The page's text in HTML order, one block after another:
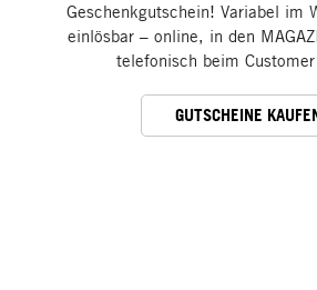
Geschenkgutschein! Variabel im
einlösbar – online, in den
telefonisch beim
GUTSCHEINE